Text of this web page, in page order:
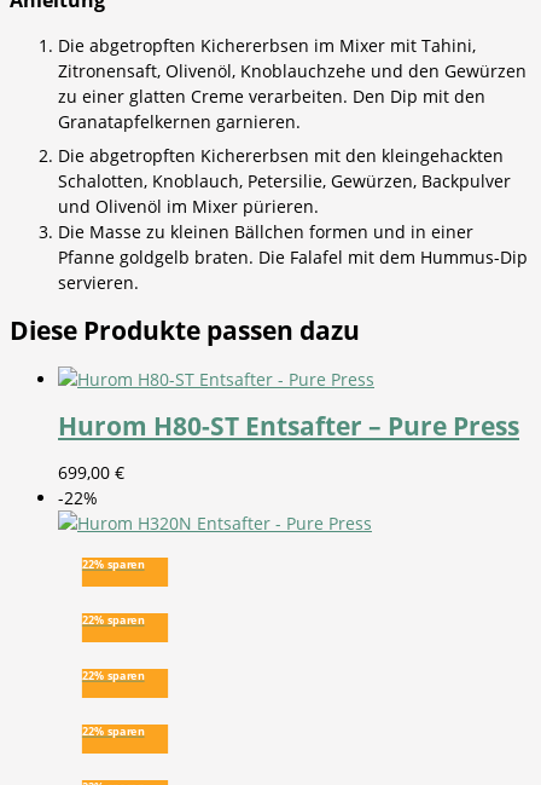
Die abgetropften Kichererbsen im Mixer mit Tahini,
Zitronensaft, Olivenöl, Knoblauchzehe und den Gewürzen
zu einer glatten Creme verarbeiten. Den Dip mit den
Granatapfelkernen garnieren.
Die abgetropften Kichererbsen mit den kleingehackten
Schalotten, Knoblauch, Petersilie, Gewürzen, Backpulver
und Olivenöl im Mixer pürieren.
Die Masse zu kleinen Bällchen formen und in einer
Pfanne goldgelb braten. Die Falafel mit dem Hummus-Dip
servieren.
Diese Produkte passen dazu
Hurom H80-ST Entsafter – Pure Press
699,00 €
-22%
22% sparen
22% sparen
22% sparen
22% sparen